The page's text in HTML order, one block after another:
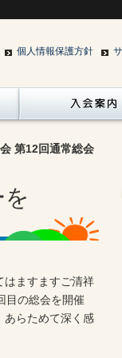
個人情報保護方針
第12回通常総会
ますますご清祥
目の総会を開催
あらためて深く感